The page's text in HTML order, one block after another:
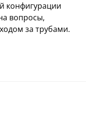
конфигурации
вопросы,
за трубами.